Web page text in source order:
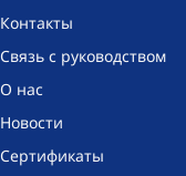
Контакты
Связь с руководством
О нас
Новости
Сертификаты